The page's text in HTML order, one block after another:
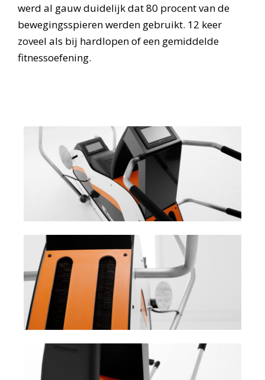
werd al gauw duidelijk dat 80 procent van de
bewegingsspieren werden gebruikt. 12 keer
zoveel als bij hardlopen of een gemiddelde
fitnessoefening.